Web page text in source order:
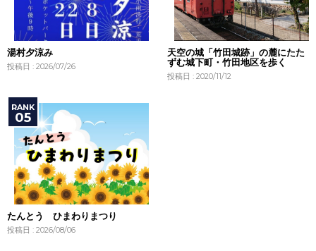
湯村夕涼み
投稿日 : 2026/07/26
天空の城「竹田城跡」の麓にたた
ずむ城下町・竹田地区を歩く
投稿日 : 2020/11/12
たんとう ひまわりまつり
投稿日 : 2026/08/06